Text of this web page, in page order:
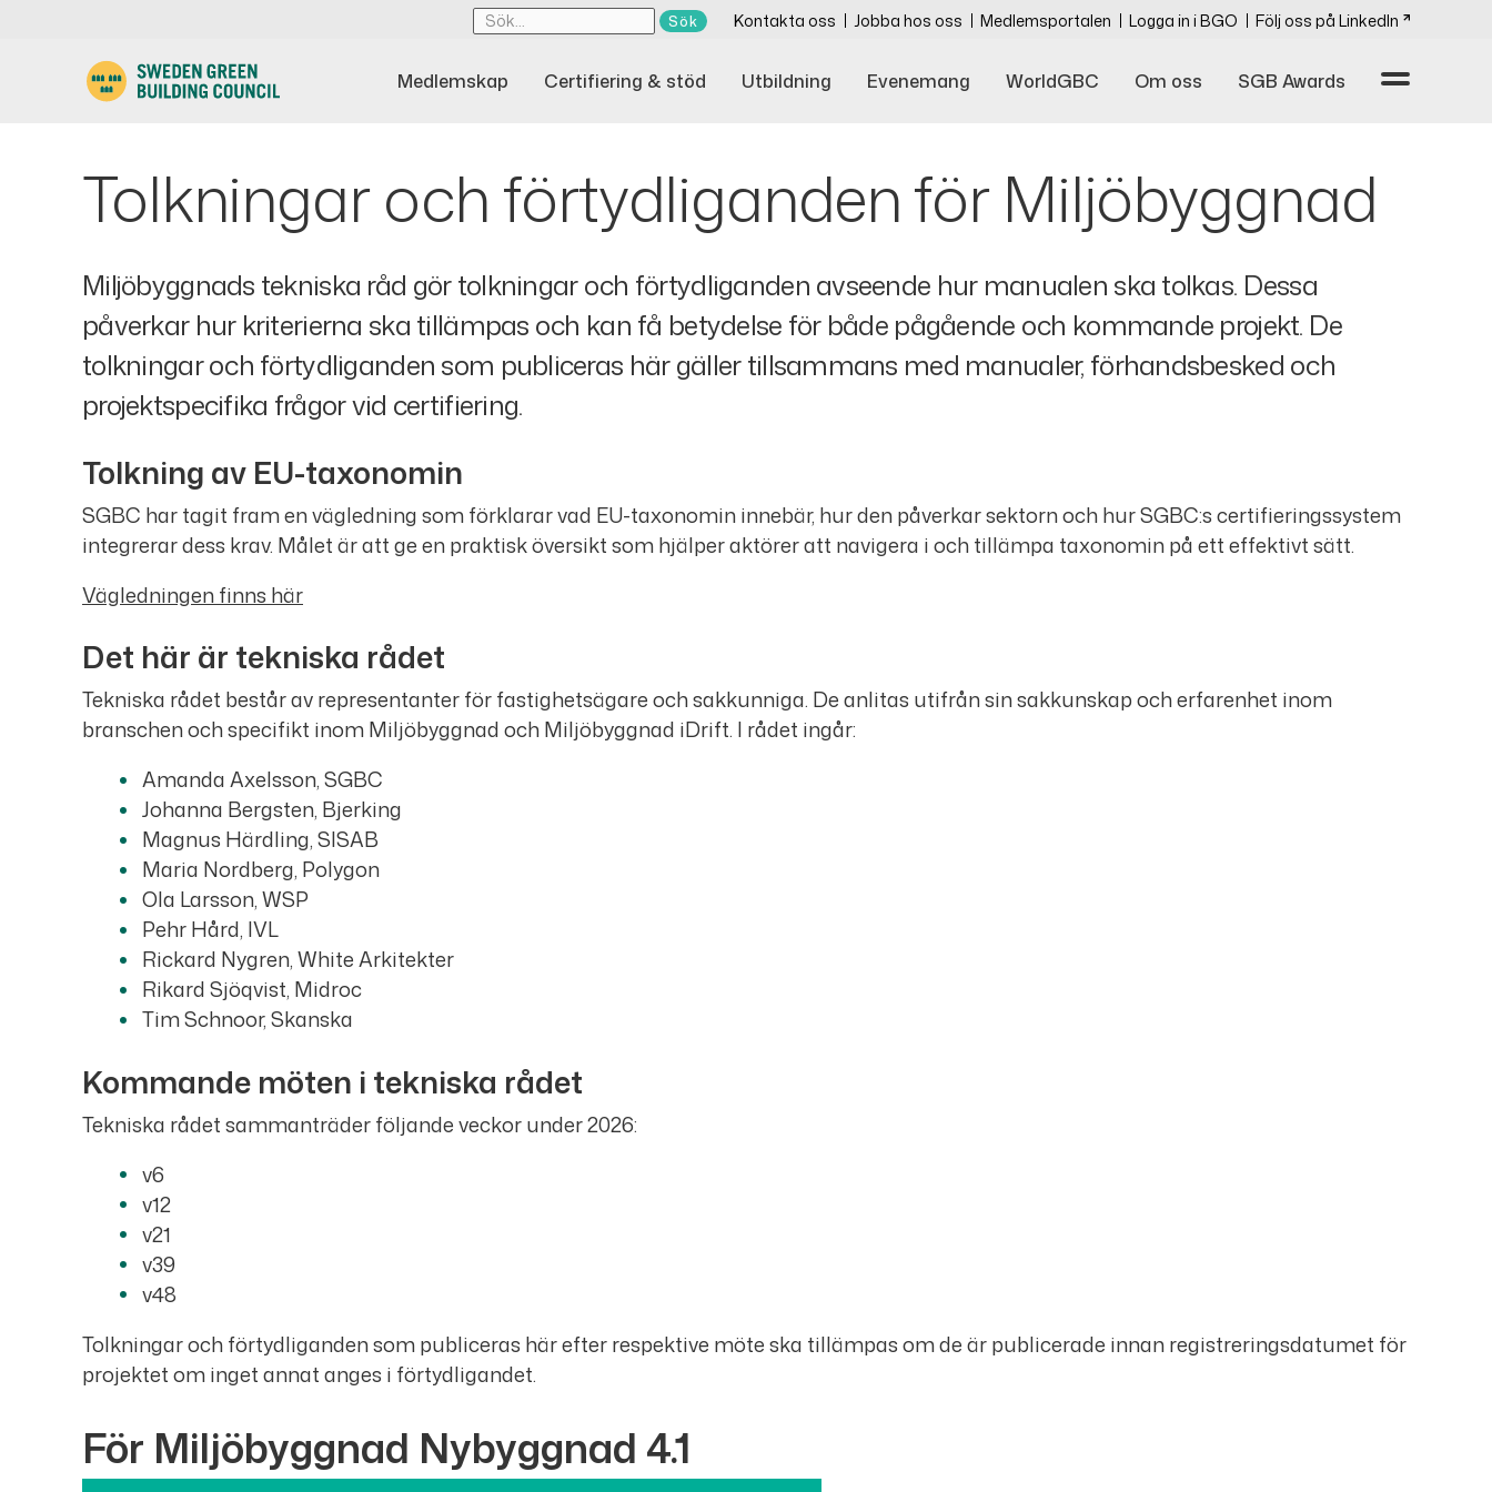
Kontakta oss Jobba hos oss Medlemsportalen Logga in i BGO Följ oss på LinkedIn
Medlemskap Certifiering & stöd Utbildning Evenemang WorldGBC Om oss SGB Awards
Tolkningar och förtydliganden för Miljöbyggnad
Miljöbyggnads tekniska råd gör tolkningar och förtydliganden avseende hur manualen ska tolkas. Dessa
påverkar hur kriterierna ska tillämpas och kan få betydelse för både pågående och kommande projekt. De
tolkningar och förtydliganden som publiceras här gäller tillsammans med manualer, förhandsbesked och
projektspecifika frågor vid certifiering.
Tolkning av EU-taxonomin
SGBC har tagit fram en vägledning som förklarar vad EU-taxonomin innebär, hur den påverkar sektorn och hur SGBC:s certifieringssystem
integrerar dess krav. Målet är att ge en praktisk översikt som hjälper aktörer att navigera i och tillämpa taxonomin på ett effektivt sätt.
Vägledningen finns här
Det här är tekniska rådet
Tekniska rådet består av representanter för fastighetsägare och sakkunniga. De anlitas utifrån sin sakkunskap och erfarenhet inom
branschen och specifikt inom Miljöbyggnad och Miljöbyggnad iDrift. I rådet ingår:
Amanda Axelsson, SGBC
Johanna Bergsten, Bjerking
Magnus Härdling, SISAB
Maria Nordberg, Polygon
Ola Larsson, WSP
Pehr Hård, IVL
Rickard Nygren, White Arkitekter
Rikard Sjöqvist, Midroc
Tim Schnoor, Skanska
Kommande möten i tekniska rådet
Tekniska rådet sammanträder följande veckor under 2026:
v6
v12
v21
v39
v48
Tolkningar och förtydliganden som publiceras här efter respektive möte ska tillämpas om de är publicerade innan registreringsdatumet för
projektet om inget annat anges i förtydligandet.
För Miljöbyggnad Nybyggnad 4.1